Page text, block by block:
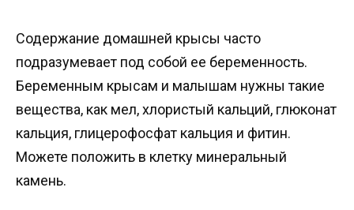
Содержание домашней крысы часто
подразумевает под собой ее беременность.
Беременным крысам и малышам нужны такие
вещества, как мел, хлористый кальций, глюконат
кальция, глицерофосфат кальция и фитин.
Можете положить в клетку минеральный
камень.